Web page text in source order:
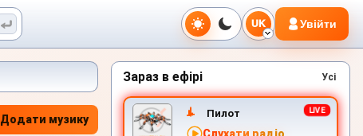
UK Увійти
Додати музику
Зараз в ефірі Усі
Пилот
Слухати радіо